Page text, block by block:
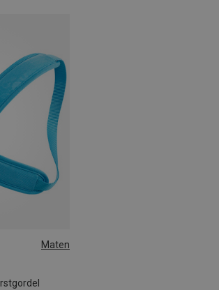
Maten